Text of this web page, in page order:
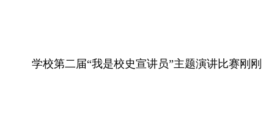
学校第二届“我是校史宣讲员”主题演讲比赛刚刚